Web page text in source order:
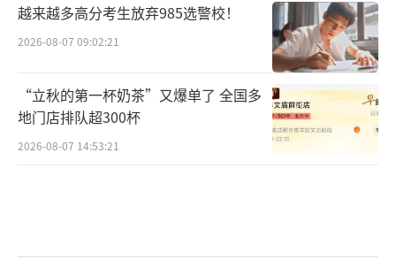
越来越多高分考生放弃985选警校！
2026-08-07 09:02:21
“立秋的第一杯奶茶”又爆单了 全国多
地门店排队超300杯
2026-08-07 14:53:21